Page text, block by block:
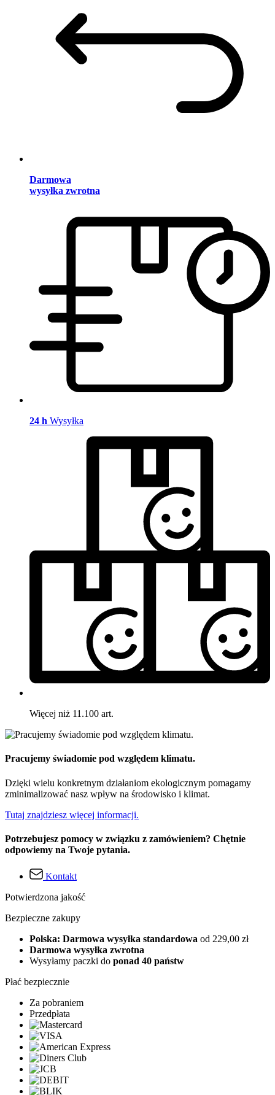
Darmowa
wysyłka zwrotna
24 h Wysyłka
Więcej niż 11.100 art.
Pracujemy świadomie pod względem klimatu.
Dzięki wielu konkretnym działaniom ekologicznym pomagamy
zminimalizować nasz wpływ na środowisko i klimat.
Tutaj znajdziesz więcej informacji.
Potrzebujesz pomocy w związku z zamówieniem? Chętnie
odpowiemy na Twoje pytania.
Kontakt
Potwierdzona jakość
Bezpieczne zakupy
Polska: Darmowa wysyłka standardowa od 229,00 zł
Darmowa wysyłka zwrotna
Wysyłamy paczki do ponad 40 państw
Płać bezpiecznie
Za pobraniem
Przedpłata